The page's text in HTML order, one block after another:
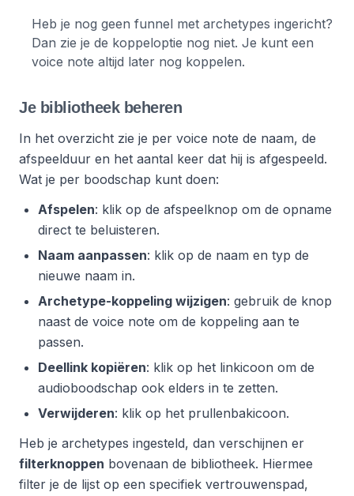
Heb je nog geen funnel met archetypes ingericht?
Dan zie je de koppeloptie nog niet. Je kunt een
voice note altijd later nog koppelen.
Je bibliotheek beheren
In het overzicht zie je per voice note de naam, de
afspeelduur en het aantal keer dat hij is afgespeeld.
Wat je per boodschap kunt doen:
Afspelen: klik op de afspeelknop om de opname
direct te beluisteren.
Naam aanpassen: klik op de naam en typ de
nieuwe naam in.
Archetype-koppeling wijzigen: gebruik de knop
naast de voice note om de koppeling aan te
passen.
Deellink kopiëren: klik op het linkicoon om de
audioboodschap ook elders in te zetten.
Verwijderen: klik op het prullenbakicoon.
Heb je archetypes ingesteld, dan verschijnen er
filterknoppen bovenaan de bibliotheek. Hiermee
filter je de lijst op een specifiek vertrouwenspad,